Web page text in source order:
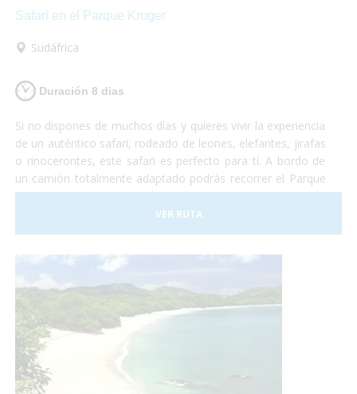
Safari en el Parque Kruger
Sudáfrica
Duración 8 dias
Si no dispones de muchos días y quieres vivir la experiencia
de un auténtico safari, rodeado de leones, elefantes, jirafas
o rinocerontes, este safari es perfecto para tí. A bordo de
un camión totalmente adaptado podrás recorrer el Parque
Nacional Kruger, sin duda la reserva natural más
importante de África y dónde podrás sentir la cercanía con
la fauna más espectacular del planeta. No te lo puedes
VER RUTA